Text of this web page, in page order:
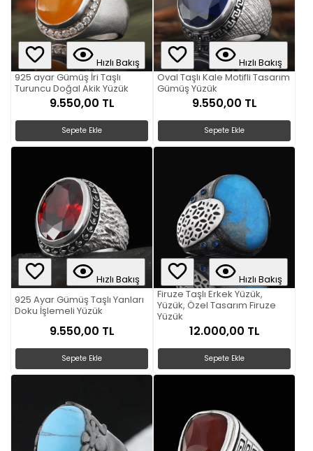
Hızlı Bakış
925 ayar Gümüş İri Taşlı
Turuncu Doğal Akik Yüzük
9.550,00 TL
Sepete Ekle
Hızlı Bakış
Oval Taşlı Kale Motifli Tasarım
Gümüş Yüzük
9.550,00 TL
Sepete Ekle
Hızlı Bakış
925 Ayar Gümüş Taşlı Yanları
Doku İşlemeli Yüzük
9.550,00 TL
Sepete Ekle
Hızlı Bakış
Firuze Taşlı Erkek Yüzük,
Yüzük, Özel Tasarım Firuze
Yüzük
12.000,00 TL
Sepete Ekle